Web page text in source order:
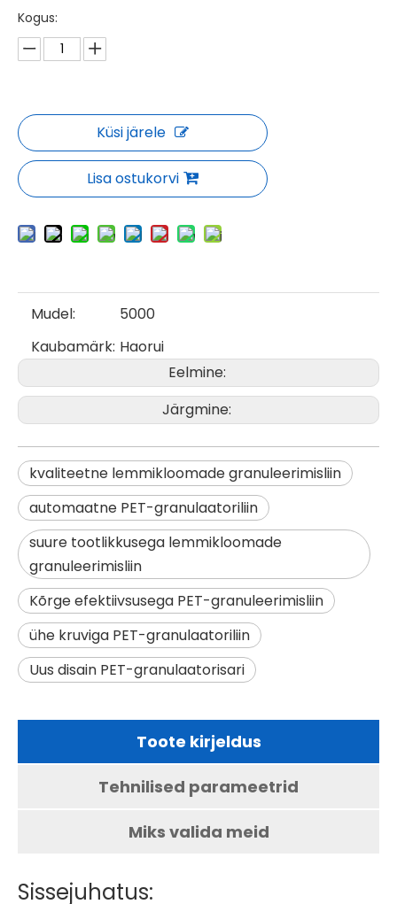
Kogus:
Küsi järele
Lisa ostukorvi
Mudel:
5000
Kaubamärk: Haorui
Eelmine:
Järgmine:
kvaliteetne lemmikloomade granuleerimisliin
automaatne PET-granulaatoriliin
suure tootlikkusega lemmikloomade
granuleerimisliin
Kõrge efektiivsusega PET-granuleerimisliin
ühe kruviga PET-granulaatoriliin
Uus disain PET-granulaatorisari
Toote kirjeldus
Tehnilised parameetrid
Miks valida meid
Sissejuhatus: